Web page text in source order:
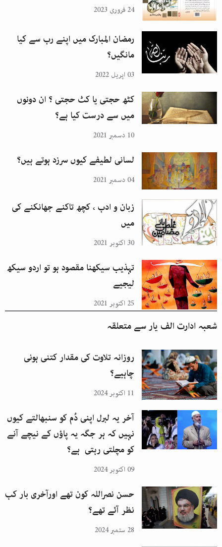
24 فروری 2023
رمضان المبارک میں اپنے رب سے کیا
مانگیں؟
03 اپریل 2022
کٹھ حجتی یا کٹ حجتی ؟ ان دونوں
میں سے درست کیا ہے؟
10 دسمبر 2021
لسانی لطیفے کیوں سرزد ہوتے ہیں؟
04 دسمبر 2021
زبان و ادب ، کچھ تاکنے جھانکنے کی
میں
30 اکتوبر 2021
تہذیب سیکھنا مقصود ہو تو اردو سیکھ
لیجیے
25 اکتوبر 2021
شعبہ ادارت الف یارسے متعلقہ
روزانہ تلاوت کی مقدار کتنی ہونی
چاہیے؟
11 اکتوبر 2024
آخر یہ لبرل اپنی دُم کو سنبھالتے کیوں
نہیں کہ ہر جگہ یہ پاؤں کے نیچے آنے
کو مچلتی رہتی ہے؟
09 اکتوبر 2024
حسن نصراللہ کون تھے اورآخری بار کب
نظر آئے تھے؟
28 ستمبر 2024